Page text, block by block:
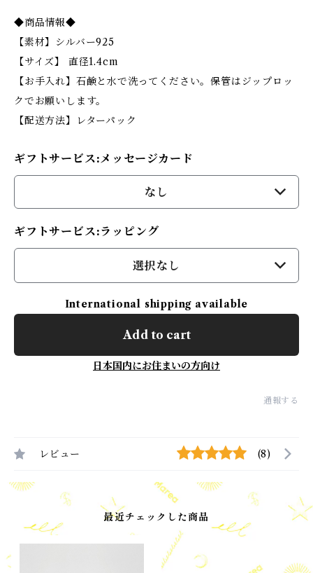
◆商品情報◆
【素材】シルバー925
【サイズ】 直径1.4cm
【お手入れ】石鹸と水で洗ってください。保管はジップロッ
クでお願いします。
【配送方法】レターパック
ギフトサービス:メッセージカード
なし
ギフトサービス:ラッピング
選択なし
International shipping available
Add to cart
日本国内にお住まいの方向け
通報する
レビュー (8)
最近チェックした商品